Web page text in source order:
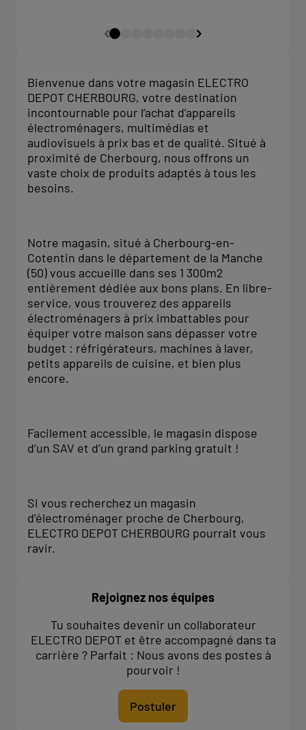
Bienvenue dans votre magasin ELECTRO
DEPOT CHERBOURG, votre destination
incontournable pour l’achat d’appareils
électroménagers, multimédias et
audiovisuels à prix bas et de qualité. Situé à
proximité de Cherbourg, nous offrons un
vaste choix de produits adaptés à tous les
besoins.
Notre magasin, situé à Cherbourg-en-
Cotentin dans le département de la Manche
(50) vous accueille dans ses 1 300m2
entièrement dédiée aux bons plans. En libre-
service, vous trouverez des appareils
électroménagers à prix imbattables pour
équiper votre maison sans dépasser votre
budget : réfrigérateurs, machines à laver,
petits appareils de cuisine, et bien plus
encore.
Facilement accessible, le magasin dispose
d’un SAV et d’un grand parking gratuit !
Si vous recherchez un magasin
d’électroménager proche de Cherbourg,
ELECTRO DEPOT CHERBOURG pourrait vous
ravir.
Rejoignez nos équipes
Tu souhaites devenir un collaborateur
ELECTRO DEPOT et être accompagné dans ta
carrière ? Parfait : Nous avons des postes à
pourvoir !
Postuler